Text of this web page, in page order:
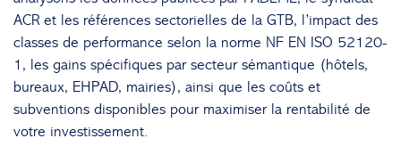
ACR et les références sectorielles de la GTB, l’impact des
classes de performance selon la norme NF EN ISO 52120-
1, les gains spécifiques par secteur sémantique (hôtels,
bureaux, EHPAD, mairies), ainsi que les coûts et
subventions disponibles pour maximiser la rentabilité de
votre investissement.